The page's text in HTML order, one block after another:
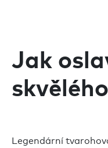
Jak
Legendární